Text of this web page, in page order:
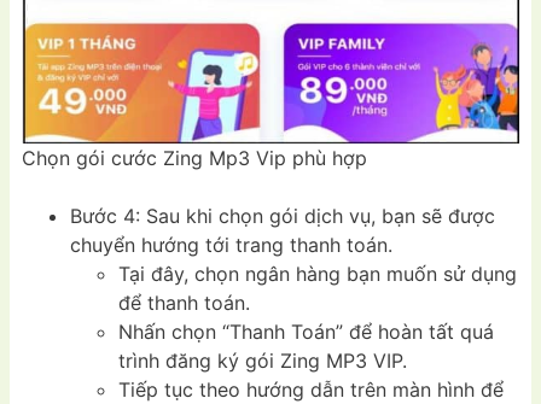
Chọn gói cước Zing Mp3 Vip phù hợp
Bước 4: Sau khi chọn gói dịch vụ, bạn sẽ được
chuyển hướng tới trang thanh toán.
Tại đây, chọn ngân hàng bạn muốn sử dụng
để thanh toán.
Nhấn chọn “Thanh Toán” để hoàn tất quá
trình đăng ký gói Zing MP3 VIP.
Tiếp tục theo hướng dẫn trên màn hình để